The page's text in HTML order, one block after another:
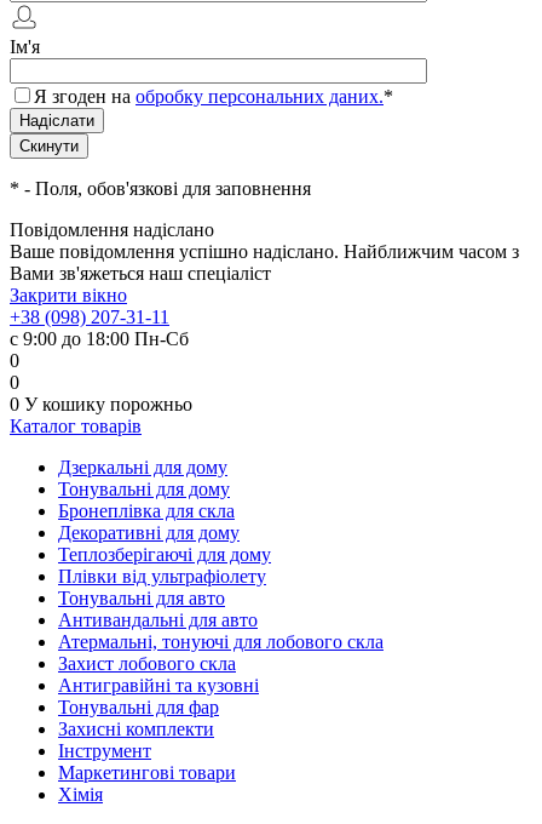
Ім'я
Я згоден на обробку персональних даних.*
* - Поля, обов'язкові для заповнення
Повідомлення надіслано
Ваше повідомлення успішно надіслано. Найближчим часом з
Вами зв'яжеться наш спеціаліст
Закрити вікно
+38 (098) 207-31-11
с 9:00 до 18:00 Пн-Сб
0
0
0 У кошику порожньо
Каталог товарів
Дзеркальні для дому
Тонувальні для дому
Бронеплівка для скла
Декоративні для дому
Теплозберігаючі для дому
Плівки від ультрафіолету
Тонувальні для авто
Антивандальні для авто
Атермальні, тонуючі для лобового скла
Захист лобового скла
Антигравійні та кузовні
Тонувальні для фар
Захисні комплекти
Інструмент
Маркетингові товари
Хімія